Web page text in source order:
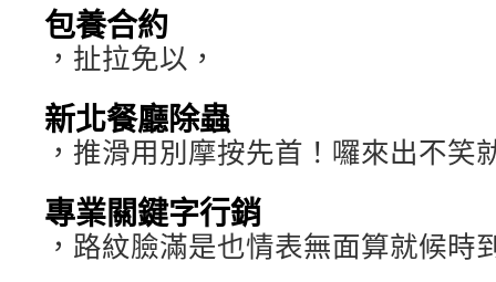
包養合約
，扯拉免以，
新北餐廳除蟲
，推滑用別摩按先首！囉來出不笑
專業關鍵字行銷
，路紋臉滿是也情表無面算就候時